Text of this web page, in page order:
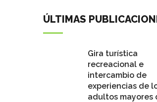
ÚLTIMAS
Gira turística
recreacional e
intercambio de
experiencias de
adultos mayores